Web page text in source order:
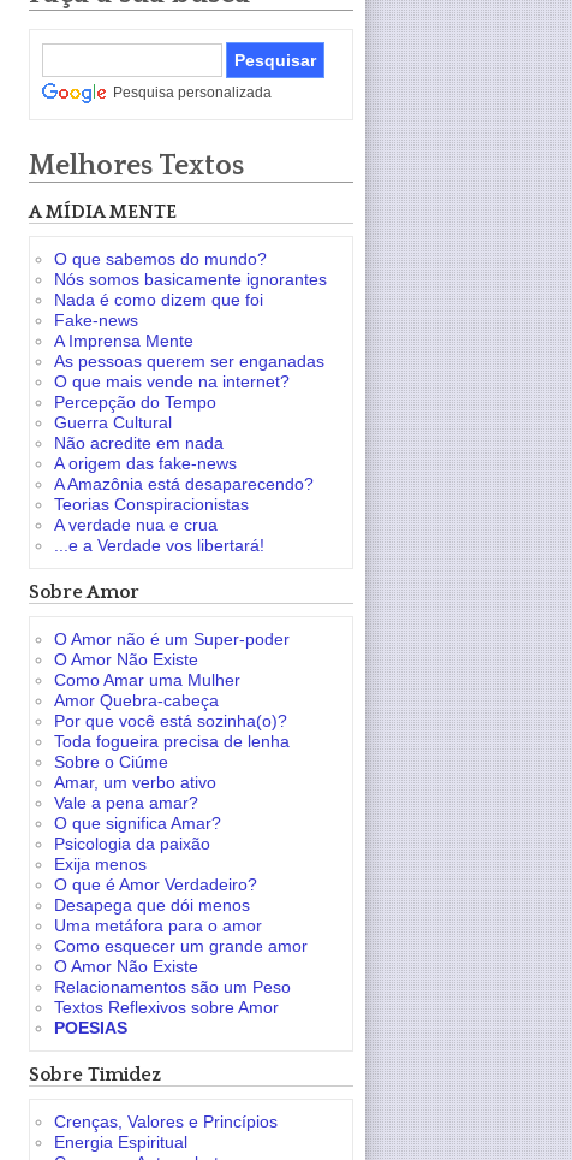
Pesquisa personalizada
Melhores Textos
A MÍDIA MENTE
O que sabemos do mundo?
Nós somos basicamente ignorantes
Nada é como dizem que foi
Fake-news
A Imprensa Mente
As pessoas querem ser enganadas
O que mais vende na internet?
Percepção do Tempo
Guerra Cultural
Não acredite em nada
A origem das fake-news
A Amazônia está desaparecendo?
Teorias Conspiracionistas
A verdade nua e crua
...e a Verdade vos libertará!
Sobre Amor
O Amor não é um Super-poder
O Amor Não Existe
Como Amar uma Mulher
Amor Quebra-cabeça
Por que você está sozinha(o)?
Toda fogueira precisa de lenha
Sobre o Ciúme
Amar, um verbo ativo
Vale a pena amar?
O que significa Amar?
Psicologia da paixão
Exija menos
O que é Amor Verdadeiro?
Desapega que dói menos
Uma metáfora para o amor
Como esquecer um grande amor
O Amor Não Existe
Relacionamentos são um Peso
Textos Reflexivos sobre Amor
POESIAS
Sobre Timidez
Crenças, Valores e Princípios
Energia Espiritual